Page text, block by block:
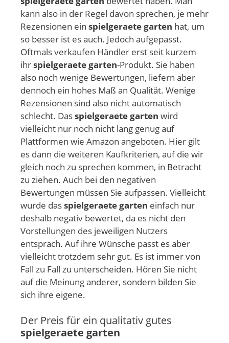
kann also in der Regel davon sprechen, je mehr
Rezensionen ein spielgeraete garten hat, um
so besser ist es auch. Jedoch aufgepasst.
Oftmals verkaufen Händler erst seit kurzem
ihrspielgeraete garten-Produkt. Sie haben
also noch wenige Bewertungen, liefern aber
dennoch ein hohes Maß an Qualität. Wenige
Rezensionen sind also nicht automatisch
schlecht. Dasspielgeraete garten wird
vielleicht nur noch nicht lang genug auf
Plattformen wie Amazon angeboten. Hier gilt
es dann die weiteren Kaufkriterien, auf die wir
gleich noch zu sprechen kommen, in Betracht
zu ziehen. Auch bei den negativen
Bewertungen müssen Sie aufpassen. Vielleicht
wurde dasspielgeraete garten einfach nur
deshalb negativ bewertet, da es nicht den
Vorstellungen des jeweiligen Nutzers
entsprach. Auf ihre Wünsche passt es aber
vielleicht trotzdem sehr gut. Es ist immer von
Fall zu Fall zu unterscheiden. Hören Sie nicht
auf die Meinung anderer, sondern bilden Sie
sich ihre eigene.
Der Preis für ein qualitativ gutes
spielgeraete garten